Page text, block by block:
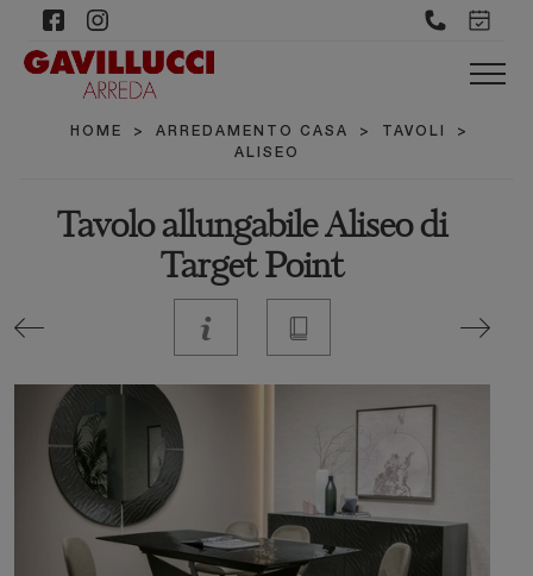
HOME > ARREDAMENTO CASA > TAVOLI
>
ALISEO
Tavolo allungabile Aliseo di
Target Point